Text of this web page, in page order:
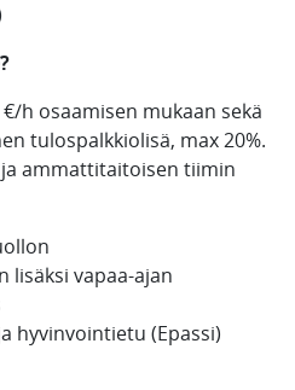
€/h osaamisen mukaan sekä
tulospalkkiolisä, max 20%.
ammattitaitoisen tiimin
lisäksi vapaa-ajan
hyvinvointietu (Epassi)